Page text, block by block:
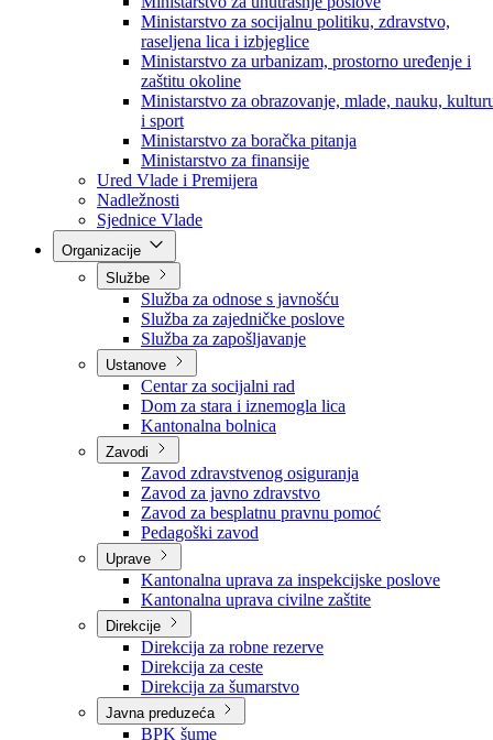
Ministarstvo za privredu
Ministarstvo za pravosuđe, upravu i radne odnose
Ministarstvo za unutrašnje poslove
Ministarstvo za socijalnu politiku, zdravstvo,
raseljena lica i izbjeglice
Ministarstvo za urbanizam, prostorno uređenje i
zaštitu okoline
Ministarstvo za obrazovanje, mlade, nauku,
i sport
Ministarstvo za boračka pitanja
Ministarstvo za finansije
Ured Vlade i Premijera
Nadležnosti
Sjednice Vlade
Službe
Služba za odnose s javnošću
Služba za zajedničke poslove
Služba za zapošljavanje
Ustanove
Centar za socijalni rad
Dom za stara i iznemogla lica
Kantonalna bolnica
Zavodi
Zavod zdravstvenog osiguranja
Zavod za javno zdravstvo
Zavod za besplatnu pravnu pomoć
Pedagoški zavod
Uprave
Kantonalna uprava za inspekcijske poslove
Kantonalna uprava civilne zaštite
Direkcije
Direkcija za robne rezerve
Direkcija za ceste